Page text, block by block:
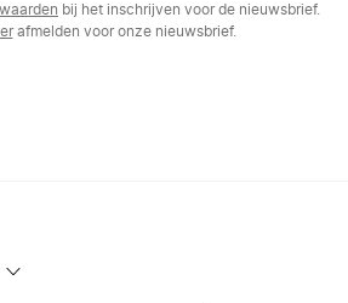
bij het inschrijven voor de nieuwsbrief.
afmelden voor onze nieuwsbrief.